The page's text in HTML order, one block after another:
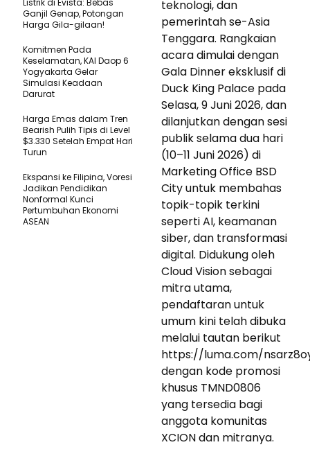
teknologi, dan
pemerintah se-Asia
Tenggara. Rangkaian
acara dimulai dengan
Gala Dinner eksklusif di
Duck King Palace pada
Selasa, 9 Juni 2026, dan
dilanjutkan dengan sesi
publik selama dua hari
(10–11 Juni 2026) di
Marketing Office BSD
City untuk membahas
topik-topik terkini
seperti AI, keamanan
siber, dan transformasi
digital. Didukung oleh
Cloud Vision sebagai
mitra utama,
pendaftaran untuk
umum kini telah dibuka
melalui tautan berikut
https://luma.com/
dengan kode promosi
khusus TMND0806
yang tersedia bagi
anggota komunitas
XCION dan mitranya.
Listrik di Evista: Bebas
Ganjil Genap, Potongan
Harga Gila-gilaan!
Komitmen Pada
Keselamatan, KAI Daop 6
Yogyakarta Gelar
Simulasi Keadaan
Darurat
Harga Emas dalam Tren
Bearish Pulih Tipis di Level
$3.330 Setelah Empat Hari
Turun
Ekspansi ke Filipina, Voresi
Jadikan Pendidikan
Nonformal Kunci
Pertumbuhan Ekonomi
ASEAN